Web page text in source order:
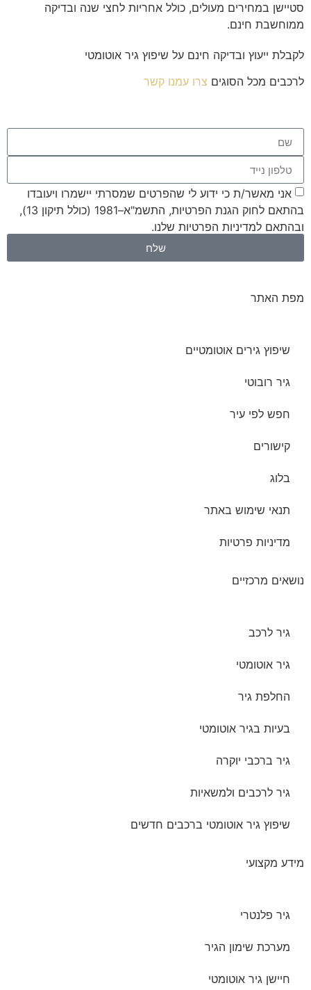
סטיישן במחירים מעולים, כולל אחריות לחצי שנה ובדיקה
ממוחשבת חינם.
לקבלת ייעוץ ובדיקה חינם על שיפוץ גיר אוטומטי
לרכבים מכל הסוגים צרו עמנו קשר
אני מאשר/ת כי ידוע לי שהפרטים שמסרתי יישמרו ויעובדו
בהתאם לחוק הגנת הפרטיות, התשמ"א–1981 (כולל תיקון 13),
ובהתאם למדיניות הפרטיות שלנו.
שלח
מפת האתר
שיפוץ גירים אוטומטיים
גיר רובוטי
חפש לפי עיר
קישורים
בלוג
תנאי שימוש באתר
מדיניות פרטיות
נושאים מרכזיים
גיר לרכב
גיר אוטומטי
החלפת גיר
בעיות בגיר אוטומטי
גיר ברכבי יוקרה
גיר לרכבים ולמשאיות
שיפוץ גיר אוטומטי ברכבים חדשים
מידע מקצועי
גיר פלנטרי
מערכת שימון הגיר
חיישן גיר אוטומטי